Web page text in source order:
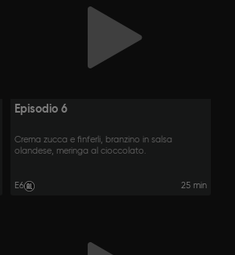
Episodio 6
Crema zucca e finferli, branzino in salsa
olandese, meringa al cioccolato.
E6 25 min